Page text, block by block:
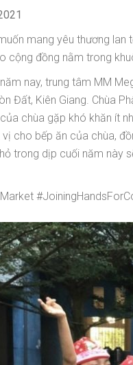
mang yêu thương lan
cộng đồng nằm trong
nay, trung tâm MM
Đất, Kiên Giang. Chùa
chùa gặp khó khăn ít
vị cho bếp ăn của chùa,
trong dịp cuối năm này